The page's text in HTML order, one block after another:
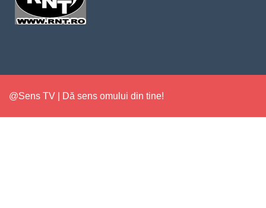
@Sens TV | Dă sens omului din tine!